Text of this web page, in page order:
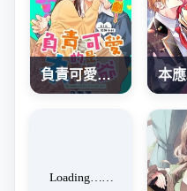
負責可愛的是本大爺